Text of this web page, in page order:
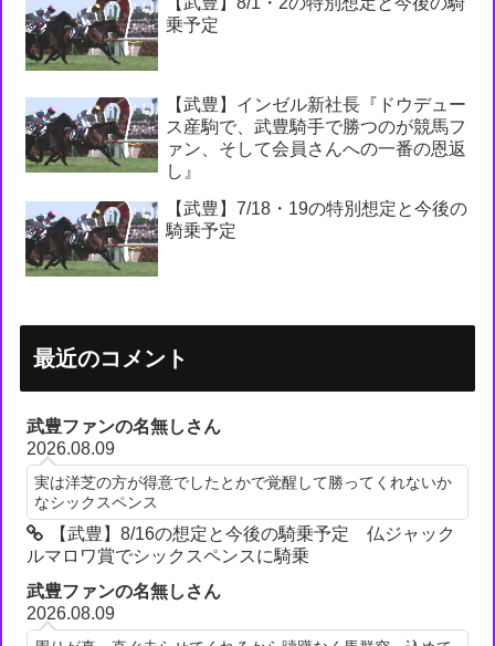
乗予定
【武豊】インゼル新社長『ドウデュー
ス産駒で、武豊騎手で勝つのが競馬フ
ァン、そして会員さんへの一番の恩返
し』
【武豊】7/18・19の特別想定と今後の
騎乗予定
最近のコメント
武豊ファンの名無しさん
2026.08.09
実は洋芝の方が得意でしたとかで覚醒して勝ってくれないか
なシックスペンス
【武豊】8/16の想定と今後の騎乗予定 仏ジャック
ルマロワ賞でシックスペンスに騎乗
武豊ファンの名無しさん
2026.08.09